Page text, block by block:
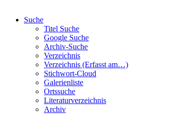
Suche
Titel Suche
Google Suche
Archiv-Suche
Verzeichnis
Verzeichnis (Erfasst am…)
Stichwort-Cloud
Galerienliste
Ortssuche
Literaturverzeichnis
Archiv